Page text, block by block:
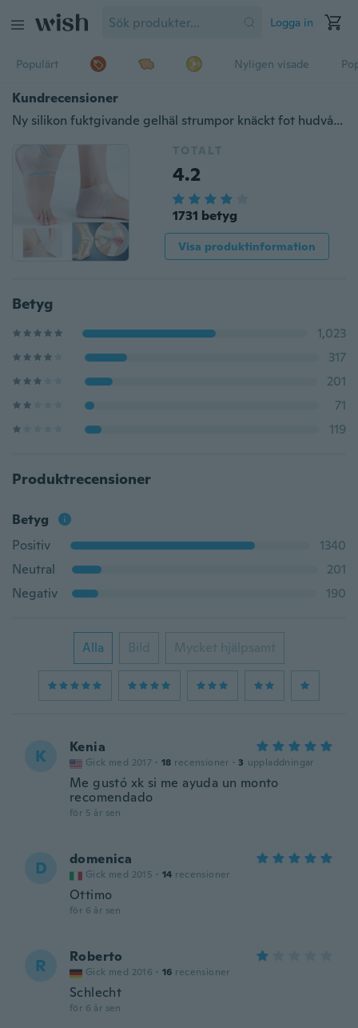
Logga in
Populärt Nyligen visade
Kundrecensioner
Ny silikon fuktgivande gelhäl strumpor knäckt fot hudvård skydd (INTE ett par !!!)
TOTALT
4.2
1731 betyg
Visa produktinformation
Betyg
1,023
317
201
71
119
Produktrecensioner
Betyg
Positiv
1340
Neutral
201
Negativ
190
Alla Bild Mycket hjälpsamt
K Kenia
Gick med 2017 · 18 recensioner · 3 uppladdningar
Me gustó xk si me ayuda un monto
recomendado
för 5 år sen
D domenica
Gick med 2015 · 14 recensioner
Ottimo
för 6 år sen
R Roberto
Gick med 2016 · 16 recensioner
Schlecht
för 6 år sen